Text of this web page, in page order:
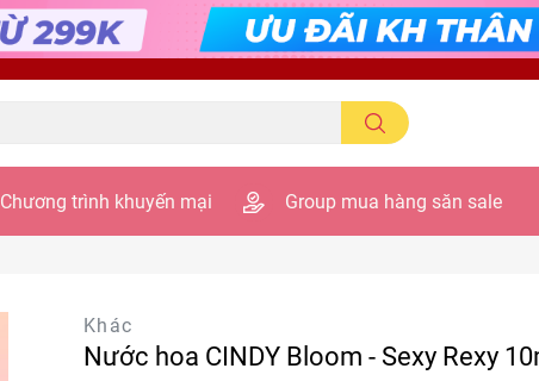
Chương trình khuyến mại Group mua hàng săn sale
Khác
Nước hoa CINDY Bloom - Sexy Rexy